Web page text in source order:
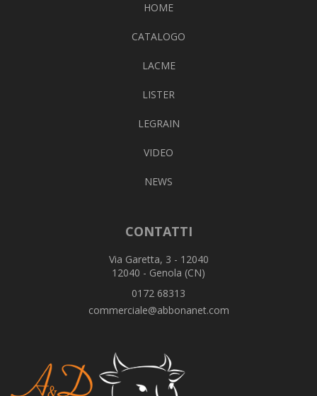
HOME
CATALOGO
LACME
LISTER
LEGRAIN
VIDEO
NEWS
CONTATTI
Via Garetta, 3 - 12040
12040 - Genola (CN)
0172 68313
commerciale@abbonanet.com